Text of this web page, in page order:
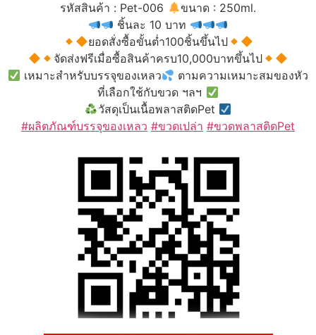
รหัสสินค้า : Pet-006
ขนาด : 250ml.
ชิ้นละ 10 บาท
ยอดสั่งซื้อขั้นต่ำ100ชิ้นขึ้นไป
จัดส่งฟรีเมื่อซื้อสินค้าครบ10,000บาทขึ้นไป
เหมาะสำหรับบรรจุของเหลว
ตามความเหมาะสมของหัว
ที่เลือกใช้กับขวด ฯลฯ
วัสดุเป็นเนื้อพลาสติดPet
#ผลิตภัณฑ์บรรจุของเหลว #ขวดเปล่า #ขวดพลาสติดPet